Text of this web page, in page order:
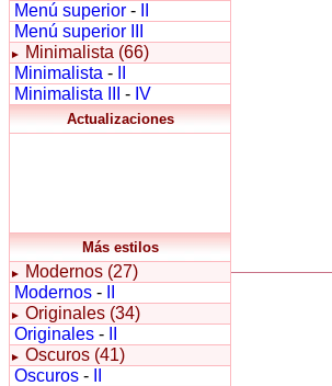
Menú superior -
Menú superior III
►
Minimalista (66)
Minimalista -
Minimalista III
- IV
Actualizaciones
Más estilos
►
Modernos (27)
Modernos -
► Originales (34)
Originales -
► Oscuros (41)
Oscuros -